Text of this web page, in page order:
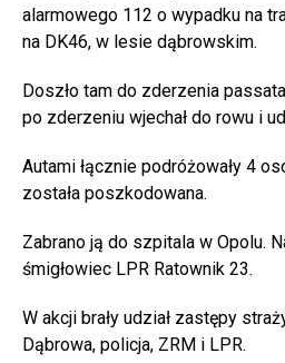
alarmowego 112 o wypadku na
na DK46, w lesie dąbrowskim.
Doszło tam do zderzenia
po zderzeniu wjechał do rowu i
Autami łącznie podróżowały 4
została poszkodowana.
Zabrano ją do szpitala w Opolu.
śmigłowiec LPR Ratownik 23.
W akcji brały udział zastępy
Dąbrowa, policja, ZRM i LPR.